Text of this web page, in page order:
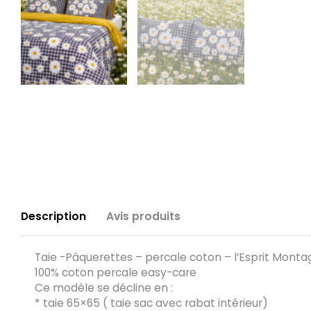
Description Avis produits
Taie -Pâquerettes – percale coton – l’Esprit
100% coton percale easy-care
Ce modèle se décline en :
* taie 65×65 ( taie sac avec rabat intérieur)